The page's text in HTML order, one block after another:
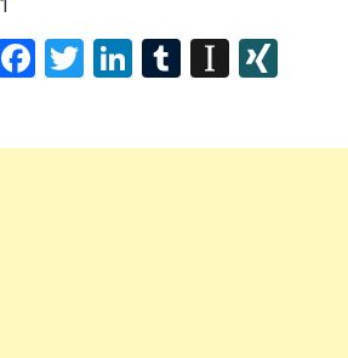
Facebook
TwitterLinkedIn
Tumblr